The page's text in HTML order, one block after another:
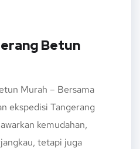
Betun
Murah – Bersama
ekspedisi Tangerang
kemudahan,
tetapi juga